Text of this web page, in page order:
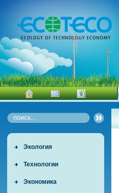
Экология
Технологии
Экономика